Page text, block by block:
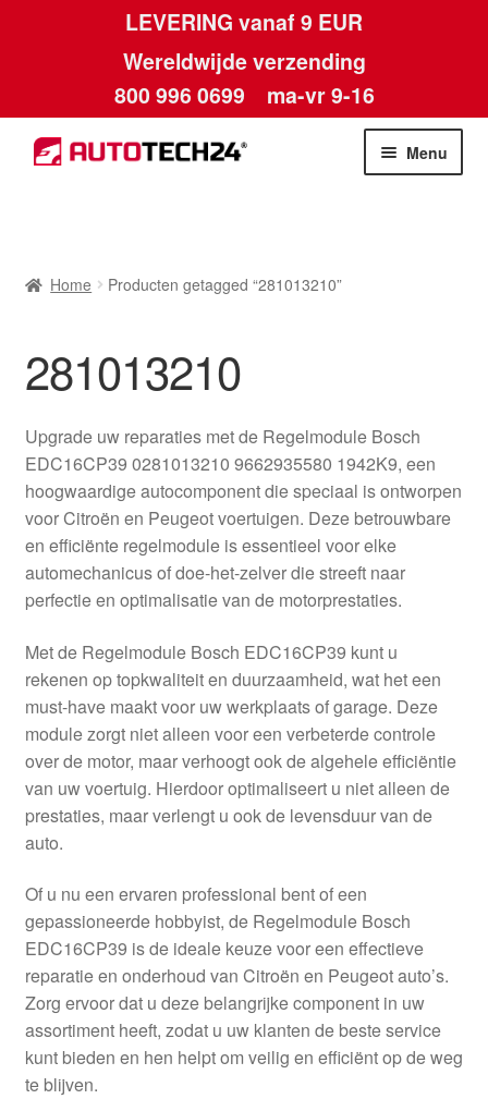
LEVERING vanaf 9 EUR
Wereldwijde verzending
800 996 0699 ma-vr 9-16
Ga
door
Ga
naar
Menu
Betalingen
Contact
Kassa
Klachten
Klachtenprocedure
Levering
Mijn account
Over ons
Privacybeleid
Wereldwijde verzending
Winkelwagen
Home Producten getagged “281013210”
281013210
Upgrade uw reparaties met de Regelmodule Bosch
EDC16CP39 0281013210 9662935580 1942K9, een
hoogwaardige autocomponent die speciaal is ontworpen
voor Citroën en Peugeot voertuigen. Deze betrouwbare
en efficiënte regelmodule is essentieel voor elke
automechanicus of doe-het-zelver die streeft naar
perfectie en optimalisatie van de motorprestaties.
Met de Regelmodule Bosch EDC16CP39 kunt u
rekenen op topkwaliteit en duurzaamheid, wat het een
must-have maakt voor uw werkplaats of garage. Deze
module zorgt niet alleen voor een verbeterde controle
over de motor, maar verhoogt ook de algehele efficiëntie
van uw voertuig. Hierdoor optimaliseert u niet alleen de
prestaties, maar verlengt u ook de levensduur van de
auto.
Of u nu een ervaren professional bent of een
gepassioneerde hobbyist, de Regelmodule Bosch
EDC16CP39 is de ideale keuze voor een effectieve
reparatie en onderhoud van Citroën en Peugeot auto’s.
Zorg ervoor dat u deze belangrijke component in uw
assortiment heeft, zodat u uw klanten de beste service
kunt bieden en hen helpt om veilig en efficiënt op de weg
te blijven.